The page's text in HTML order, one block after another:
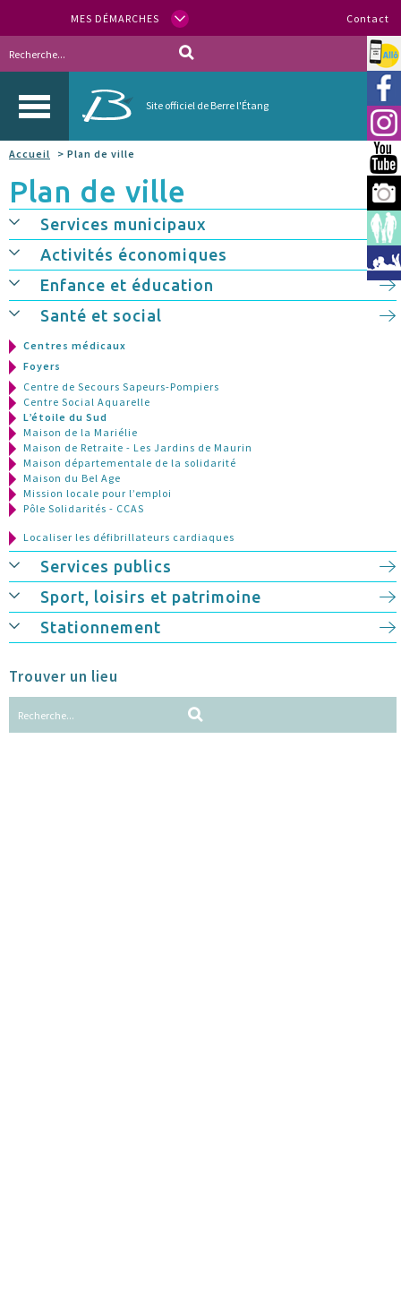
MES DÉMARCHES Contact
Site officiel de Berre l'Étang
Allo
Accueil > Plan de ville
Plan de ville
Services municipaux
Activités économiques
Enfance et éducation
Santé et social
Centres médicaux
Foyers
Centre de Secours Sapeurs-Pompiers
Centre Social Aquarelle
L’étoile du Sud
Maison de la Mariélie
Maison de Retraite - Les Jardins de Maurin
Maison départementale de la solidarité
Maison du Bel Age
Mission locale pour l’emploi
Pôle Solidarités - CCAS
Localiser les défibrillateurs cardiaques
Services publics
Sport, loisirs et patrimoine
Stationnement
Trouver un lieu